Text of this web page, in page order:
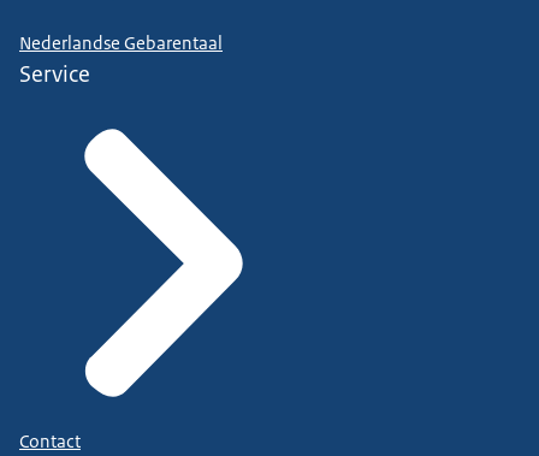
Nederlandse Gebarentaal
Service
Contact